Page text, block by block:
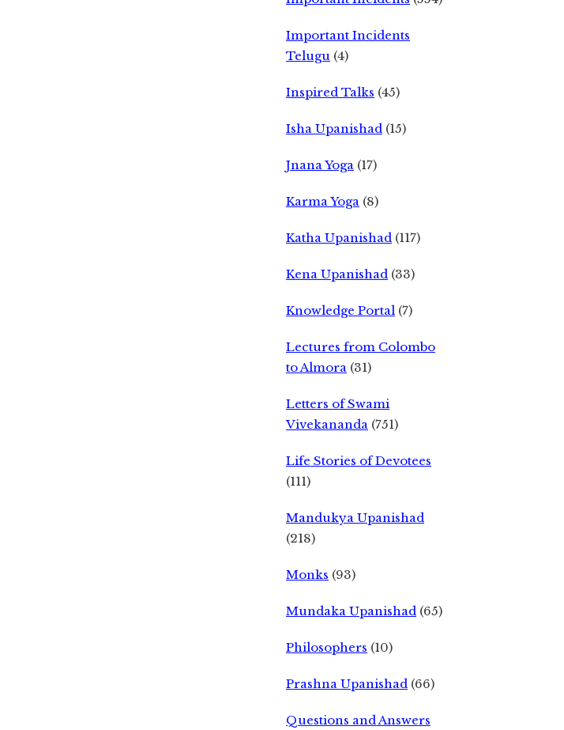
Important Incidents
Telugu (4)
Inspired Talks (45)
Isha Upanishad (15)
Jnana Yoga (17)
Karma Yoga (8)
Katha Upanishad (117)
Kena Upanishad (33)
Knowledge Portal (7)
Lectures from Colombo
to Almora (31)
Letters of Swami
Vivekananda (751)
Life Stories of Devotees
(111)
Mandukya Upanishad
(218)
Monks (93)
Mundaka Upanishad (65)
Philosophers (10)
Prashna Upanishad (66)
Questions and Answers